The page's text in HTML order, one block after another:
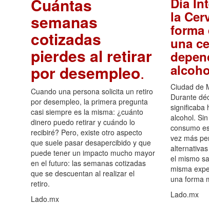
Cuántas
semanas
cotizadas
pierdes al retirar
por desempleo.
Cuando una persona solicita un retiro
por desempleo, la primera pregunta
casi siempre es la misma: ¿cuánto
dinero puedo retirar y cuándo lo
recibiré? Pero, existe otro aspecto
que suele pasar desapercibido y que
puede tener un impacto mucho mayor
en el futuro: las semanas cotizadas
que se descuentan al realizar el
retiro.
Lado.mx
la
forma
una
Ciudad de
Durante
significaba
alcohol.
consumo
vez más
el mismo
misma
una forma
Lado.mx